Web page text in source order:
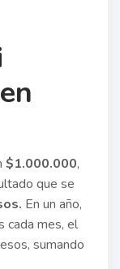
$1.000.000,
que se
En un año,
cada mes, el
sumando